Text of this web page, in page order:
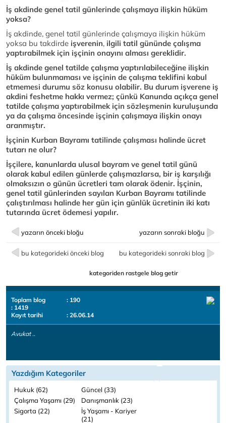
İş akdinde genel tatil günlerinde çalışmaya ilişkin hüküm
yoksa?
İş akdinde, genel tatil günlerinde çalışmaya ilişkin hüküm
yoksa bu takdirde işverenin, ilgili tatil gününde çalışma
yaptırabilmek için işçinin onayını alması gereklidir.
İş akdinde genel tatilde çalışma yaptırılabileceğine ilişkin
hüküm bulunmaması ve işçinin de çalışma teklifini kabul
etmemesi durumu söz konusu olabilir. Bu durum işverene iş
akdini feshetme hakkı vermez; çünkü Kanunda açıkça genel
tatilde çalışma yaptırabilmek için sözleşmenin kuruluşunda
ya da çalışma öncesinde işçinin çalışmaya ilişkin onayı
aranmıştır.
İşçinin Kurban Bayramı tatilinde çalışması halinde ücret
tutarı ne olur?
İşçilere, kanunlarda ulusal bayram ve genel tatil günü
olarak kabul edilen günlerde çalışmazlarsa, bir iş karşılığı
olmaksızın o günün ücretleri tam olarak ödenir. İşçinin,
genel tatil günlerinden sayılan Kurban Bayramı tatilinde
çalıştırılması halinde her gün için günlük ücretinin iki katı
tutarında ücret ödemesi yapılır.
yazarın önceki bloğu yazarın sonraki bloğu
bu kategorideki önceki blog bu kategorideki sonraki blog
kategoriden rastgele blog getir
Toplam blog
: 190
: 1419
Kayıt tarihi
: 26.06.14
Avukat ..
Yazdığım Kategoriler
Hukuk (62)
Güncel (33)
Çalışma Yaşamı (29)
Danışmanlık (23)
Sigorta (22)
İş Yaşamı - Kariyer
(21)